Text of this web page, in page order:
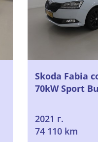
Skoda Fabia
70kW Sport
2021 г.
74 110 km